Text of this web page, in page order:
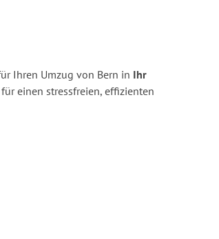
Ihren Umzug von Bern in Ihr
einen stressfreien, effizienten